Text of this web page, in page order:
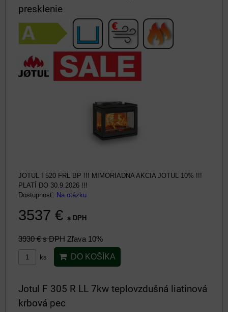
presklenie
JOTUL I 520 FRL BP !!! MIMORIADNA AKCIA JOTUL 10% !!!
PLATÍ DO 30.9.2026 !!!
Dostupnosť: Na otázku
3537 € s DPH
3930 €s DPH Zľava 10%
ks DO KOŠÍKA
Jotul F 305 R LL 7kw teplovzdušná liatinová
krbová pec